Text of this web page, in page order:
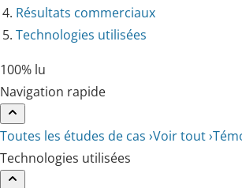
Résultats commerciaux
Technologies utilisées
100% lu
Navigation rapide
Toutes les études de cas ›Voir tout ›
Technologies utilisées